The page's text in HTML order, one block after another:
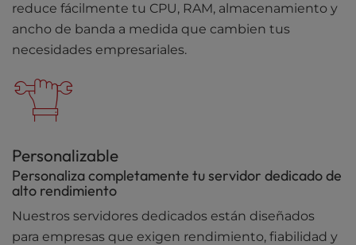
reduce fácilmente tu CPU, RAM, almacenamiento y
ancho de banda a medida que cambien tus
necesidades empresariales.
Personalizable
Personaliza completamente tu servidor dedicado de
alto rendimiento
Nuestros servidores dedicados están diseñados
para empresas que exigen rendimiento, fiabilidad y